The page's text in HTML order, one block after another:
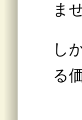
ま
し
る